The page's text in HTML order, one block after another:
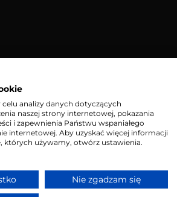
• Polityka prywatności
analizy danych dotyczących
naszej strony internetowej, pokazania
i zapewnienia Państwu wspaniałego
internetowej. Aby uzyskać więcej informacji
których używamy, otwórz ustawienia.
Nie zgadzam się